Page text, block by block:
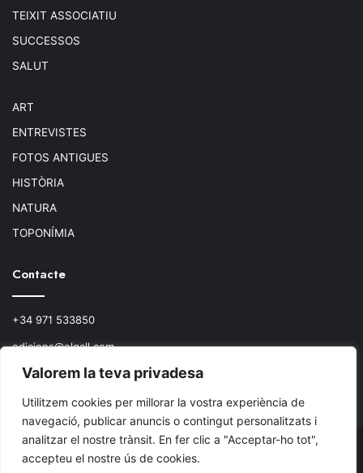
Valorem la teva privadesa
Utilitzem cookies per millorar la vostra experiència de
navegació, publicar anuncis o contingut personalitzats i
analitzar el nostre trànsit. En fer clic a "Acceptar-ho tot",
accepteu el nostre ús de cookies.
TEIXIT ASSOCIATIU
SUCCESSOS
SALUT
ART
ENTREVISTES
FOTOS ANTIGUES
HISTÒRIA
NATURA
TOPONÍMIA
Contacte
+34 971 533850
edicions@elgall.com
Plaça de ca les Monnares, 19 baixos
© Copyright 2026, Todos los derechos reservados.